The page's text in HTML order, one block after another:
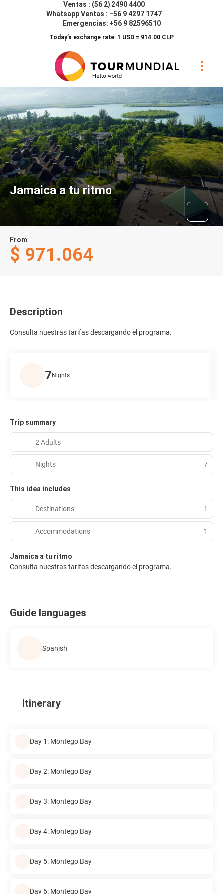
Ventas : (56 2) 2490 4400
Whatsapp Ventas : +56 9 4297 1747
Emergencias: +56 9 82596510
Today’s exchange rate: 1 USD = 914.00 CLP
Jamaica a tu ritmo
From
$ 971.064
Description
Consulta nuestras tarifas descargando el programa.
7 Nights
Trip summary
2 Adults
Nights 7
This idea includes
Destinations 1
Accommodations 1
Jamaica a tu ritmo
Consulta nuestras tarifas descargando el programa.
Guide languages
Spanish
Itinerary
Day 1: Montego Bay
Day 2: Montego Bay
Day 3: Montego Bay
Day 4: Montego Bay
Day 5: Montego Bay
Day 6: Montego Bay